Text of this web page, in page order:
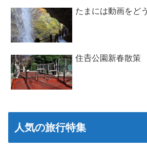
たまには動画をど
住𠮷公園新春散策
人気の旅行特集